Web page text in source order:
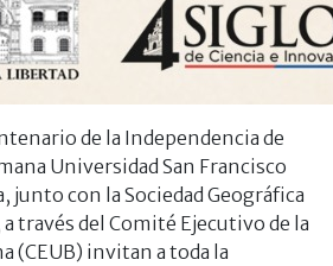
de la Independencia de
Universidad San Francisco
junto con la Sociedad Geográfica
través del Comité Ejecutivo de la
(CEUB) invitan a toda la